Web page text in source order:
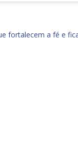
fortalecem a fé e